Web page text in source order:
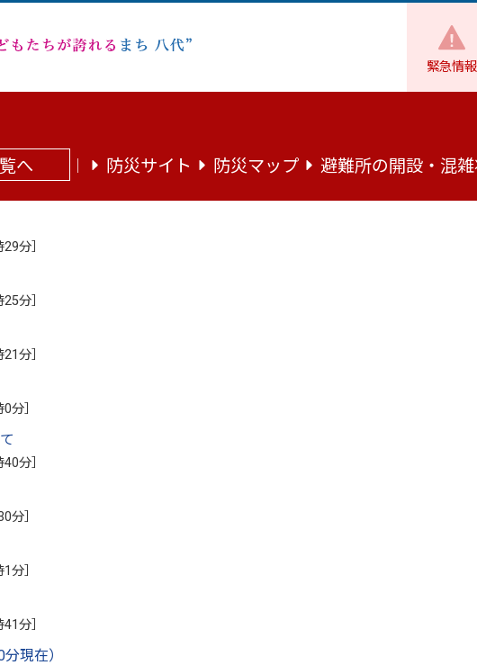
緊急情報
へ 防災サイト 防災マップ 避難所の開設・混
29分
25分
21分
0分
40分
分
1分
41分
現在）
報告書第51集『八代城跡二の丸』を刊行し
書第51集『八代城跡二の丸』を刊行しました。
「八代城跡」の二の丸部分の発掘調査を実施しました。
るとともに、震災の記憶、歴史の教訓として確実に後世に伝えていくた
発掘調査報告書は、市立図書館(本館、かがみ図書館、せんちょう図書館)
す。
査報告書をとおして郷土の宝である「八代城跡」の魅力を伝えるととも
災に役立てるため、発掘調査報告書のPDFデータを公開することにしまし
ドすることができますので、ぜひご活用ください。報告書のデータは、本
章）、本文編3（第4章・付論）と図版編に分かれています。
SNSで配布する際には所定の手続きが必要となりますので、文化振興課